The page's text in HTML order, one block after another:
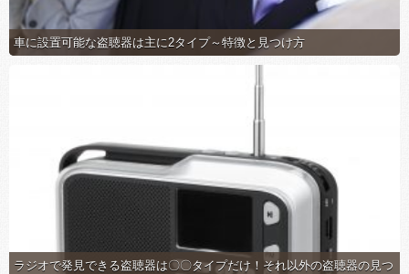
車に設置可能な盗聴器は主に2タイプ～特徴と見つけ方
ラジオで発見できる盗聴器は〇〇タイプだけ！それ以外の盗聴器の見つ